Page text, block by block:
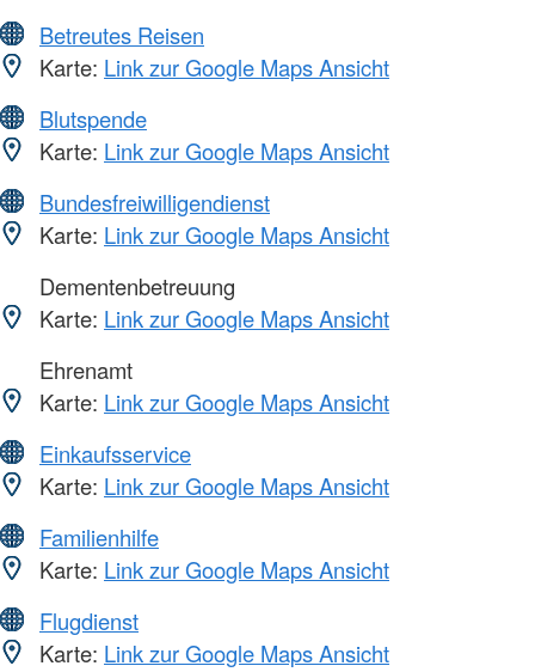
Betreutes Reisen
Karte: Link zur Google Maps Ansicht
Blutspende
Karte: Link zur Google Maps Ansicht
Bundesfreiwilligendienst
Karte: Link zur Google Maps Ansicht
Dementenbetreuung
Karte: Link zur Google Maps Ansicht
Ehrenamt
Karte: Link zur Google Maps Ansicht
Einkaufsservice
Karte: Link zur Google Maps Ansicht
Familienhilfe
Karte: Link zur Google Maps Ansicht
Flugdienst
Karte: Link zur Google Maps Ansicht